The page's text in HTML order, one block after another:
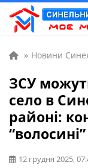
» Новини
ЗСУ
село в
районі:
“волосині”
12 грудня 2025,